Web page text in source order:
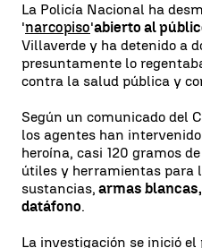
La Policía Nacional ha
'narcopiso'abierto al
Villaverde y ha detenido a
presuntamente lo
contra la salud pública y
Según un comunicado del
los agentes han
heroína, casi 120 gramos
útiles y herramientas para
sustancias, armas
datáfono.
La investigación se inició el